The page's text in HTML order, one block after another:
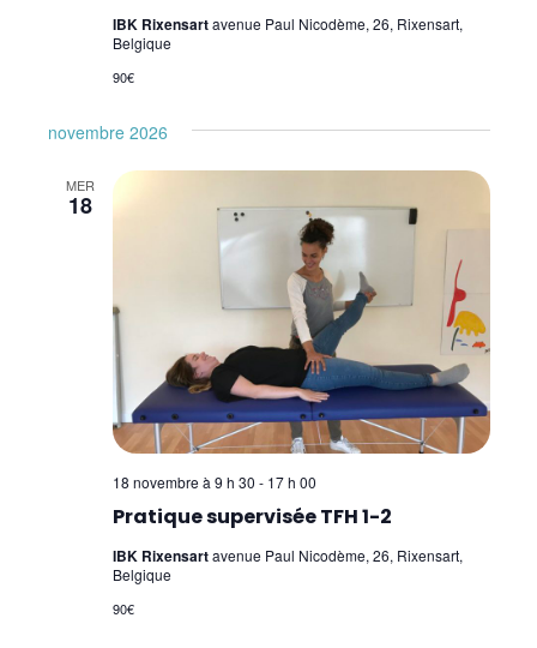
IBK Rixensartavenue Paul Nicodème, 26, Rixensart,
Belgique
90€
novembre 2026
MER
18
Pratique supervisée TFH 1-2
18 novembre à 9 h 30 - 17 h 00
IBK Rixensartavenue Paul Nicodème, 26, Rixensart,
Belgique
90€